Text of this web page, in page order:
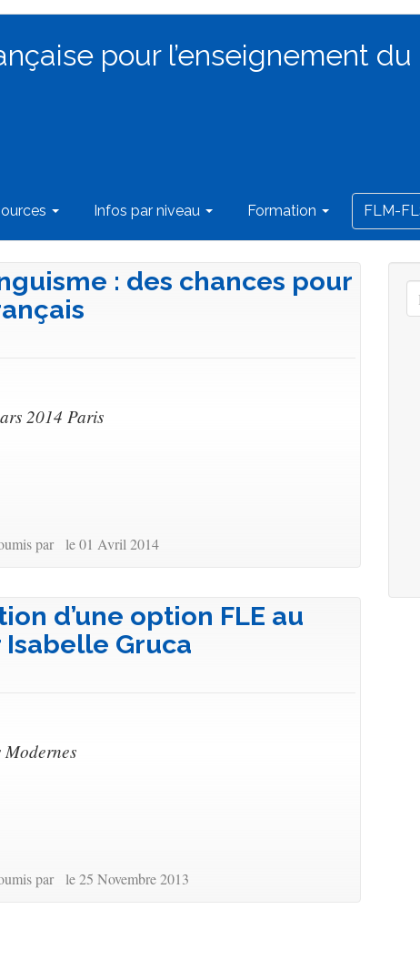
pour l’enseignement
Infos par niveau Formation FLM-
: des chances pour
2014 Paris
par le 01 Avril 2014
d’une option FLE au
Gruca
par le 25 Novembre 2013